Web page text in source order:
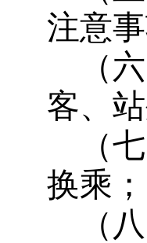
注意事
（
客、
（
换乘；
（